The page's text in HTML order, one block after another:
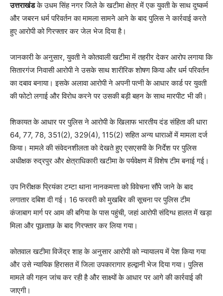
उत्तराखंडके उधम सिंह नगर जिले के खटीमा क्षेत्र में एक युवती के साथ दुष्कर्म
और जबरन धर्म परिवर्तन का मामला सामने आने के बाद पुलिस ने कार्रवाई करते
हुए आरोपी को गिरफ्तार कर जेल भेज दिया है।
जानकारी के अनुसार, युवती ने कोतवाली खटीमा में तहरीर देकर आरोप लगाया कि
सितारगंज निवासी आरोपी ने उसके साथ शारीरिक शोषण किया और धर्म परिवर्तन
का दबाव बनाया। इसके अलावा आरोपी ने अपनी पत्नी के आधार कार्ड पर युवती
की फोटो लगाई और विरोध करने पर उसकी बड़ी बहन के साथ मारपीट भी की।
शिकायत के आधार पर पुलिस ने आरोपी के खिलाफ भारतीय दंड संहिता की धारा
64, 77, 78, 351(2), 329(4), 115(2) सहित अन्य धाराओं में मामला दर्ज
किया। मामले की संवेदनशीलता को देखते हुए एसएसपी के निर्देश पर पुलिस
अधीक्षक रुद्रपुर और क्षेत्राधिकारी खटीमा के पर्यवेक्षण में विशेष टीम बनाई गई।
उप निरीक्षक प्रियंका टम्टा थाना नानकमत्ता को विवेचना सौंपे जाने के बाद
लगातार दबिश दी गई। 16 फरवरी को मुखबिर की सूचना पर पुलिस टीम
कंजाबाग मार्ग पर आम की बगिया के पास पहुंची, जहां आरोपी संदिग्ध हालत में खड़ा
मिला और पूछताछ के बाद गिरफ्तार कर लिया गया।
कोतवाल खटीमा विजेंद्र शाह के अनुसार आरोपी को न्यायालय में पेश किया गया
और उसे न्यायिक हिरासत में जिला उपकारागार हल्द्वानी भेज दिया गया। पुलिस
मामले की गहन जांच कर रही है और साक्ष्यों के आधार पर आगे की कार्रवाई की
जाएगी।